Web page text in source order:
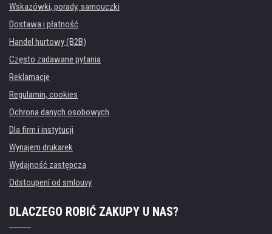
Wskazówki, porady, samouczki
Dostawa i płatność
Handel hurtowy (B2B)
Często zadawane pytania
Reklamacje
Regulamin, cookies
Ochrona danych osobowych
Dla firm i instytucji
Wynajem drukarek
Wydajność zastępcza
Odstoupení od smlouvy
DLACZEGO ROBIĆ ZAKUPY U NAS?